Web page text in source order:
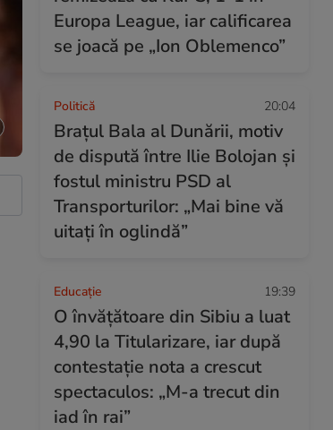
Europa League, iar calificarea
se joacă pe „Ion Oblemenco”
Politică 20:04
Brațul Bala al Dunării, motiv
de dispută între Ilie Bolojan și
fostul ministru PSD al
Transporturilor: „Mai bine vă
uitați în oglindă”
Educație 19:39
O învățătoare din Sibiu a luat
4,90 la Titularizare, iar după
contestație nota a crescut
spectaculos: „M-a trecut din
iad în rai”